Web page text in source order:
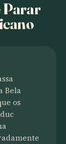
Parar
Bela
os